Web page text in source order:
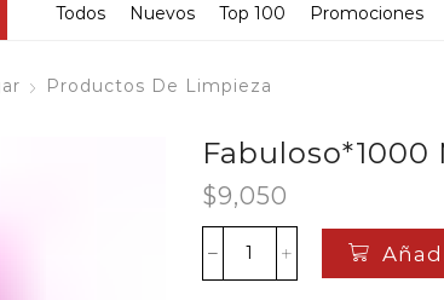
Todos Nuevos Top 100 Promociones
Productos De Limpieza
Fabuloso*1000
$9,050
Fabuloso*1000
Ml